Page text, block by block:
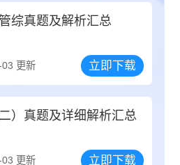
综真题及解析汇总
更新 立即下载
）真题及详细解析汇总
更新 立即下载